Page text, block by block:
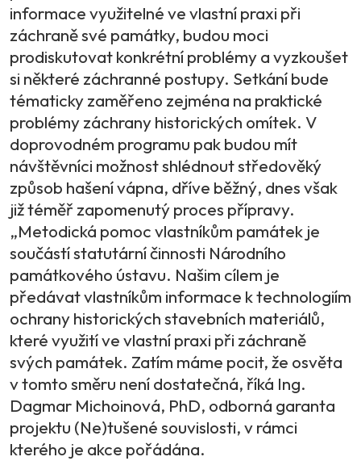
informace využitelné ve vlastní praxi při
záchraně své památky, budou moci
prodiskutovat konkrétní problémy a vyzkoušet
si některé záchranné postupy. Setkání bude
tématicky zaměřeno zejména na praktické
problémy záchrany historických omítek. V
doprovodném programu pak budou mít
návštěvníci možnost shlédnout středověký
způsob hašení vápna, dříve běžný, dnes však
již téměř zapomenutý proces přípravy.
„Metodická pomoc vlastníkům památek je
součástí statutární činnosti Národního
památkového ústavu. Našim cílem je
předávat vlastníkům informace k technologiím
ochrany historických stavebních materiálů,
které využití ve vlastní praxi při záchraně
svých památek. Zatím máme pocit, že osvěta
v tomto směru není dostatečná, říká Ing.
Dagmar Michoinová, PhD, odborná garanta
projektu (Ne)tušené souvislosti, v rámci
kterého je akce pořádána.